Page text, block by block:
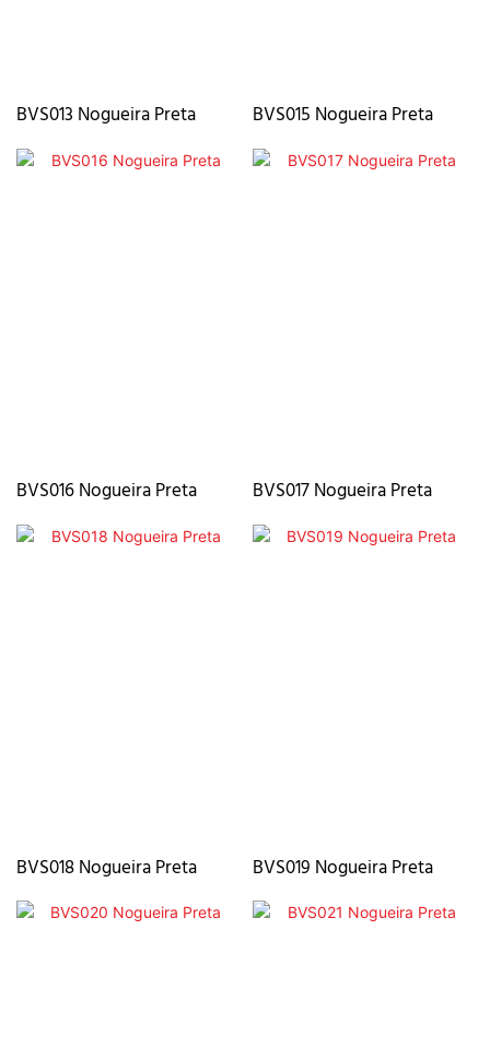
BVS013 Nogueira Preta BVS015 Nogueira Preta
BVS016 Nogueira Preta BVS017 Nogueira Preta
BVS018 Nogueira Preta BVS019 Nogueira Preta